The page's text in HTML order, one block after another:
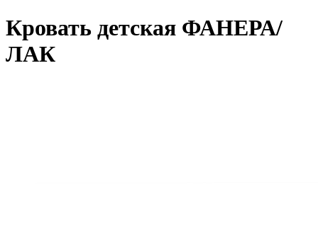
Кровать детская ФАНЕРА/
ЛАК